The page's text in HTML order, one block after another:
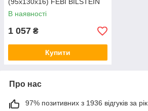
В наявності
1 057 ₴
Купити
Про нас
97% позитивних з 1936 відгуків за рік